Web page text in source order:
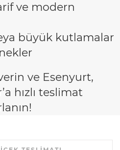
ve modern
büyük kutlamalar
ve Esenyurt,
hızlı teslimat